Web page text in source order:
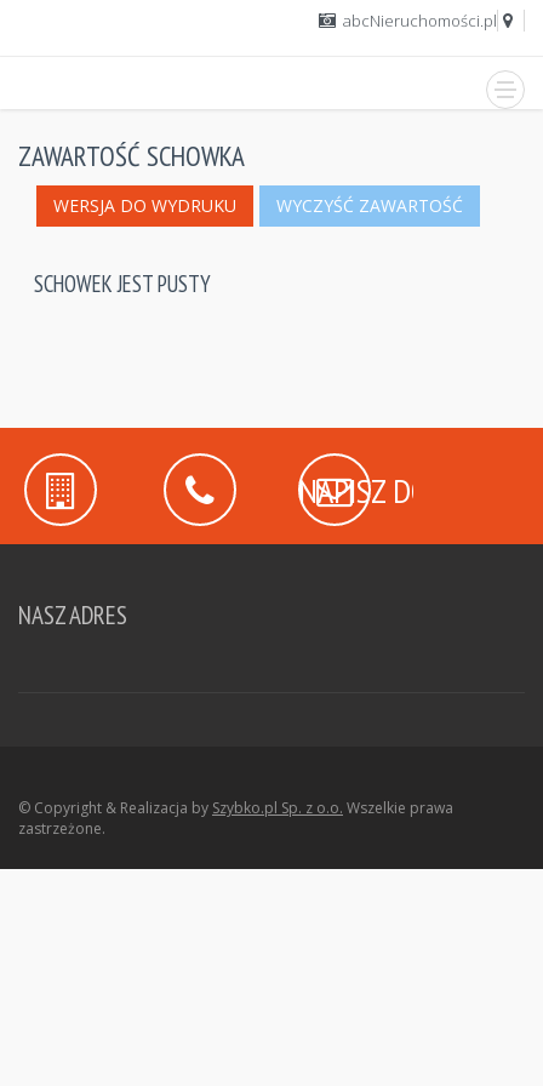
abcNieruchomości.pl
ZAWARTOŚĆ SCHOWKA
WERSJA DO WYDRUKU WYCZYŚĆ ZAWARTOŚĆ
SCHOWEK JEST PUSTY
NAPISZ DO NAS!
NASZ ADRES
© Copyright & Realizacja by Szybko.pl Sp. z o.o. Wszelkie prawa
zastrzeżone.